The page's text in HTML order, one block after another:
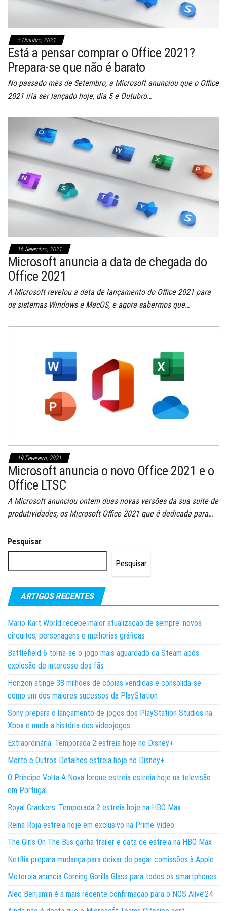
5 Outubro, 2021
Está a pensar comprar o Office 2021?
Prepara-se que não é barato
No passado mês de Setembro, a Microsoft anunciou que o Office
2021 iria ser lançado hoje, dia 5 e Outubro…
16 Setembro, 2021
Microsoft anuncia a data de chegada do
Office 2021
A Microsoft revelou a data de lançamento do Office 2021 para
os sistemas Windows e MacOS, e agora sabermos que…
19 Fevereiro, 2021
Microsoft anuncia o novo Office 2021 e o
Office LTSC
A Microsoft anunciou ontem duas novas versões da sua suite de
produtividades, os Microsoft Office 2021 que é dedicada para…
Pesquisar
Pesquisar
ARTIGOS RECENTES
Mario Kart World recebe maior atualização de sempre: novos
circuitos, personagens e melhorias gráficas
Battlefield 6 torna-se o jogo mais aguardado da Steam após
explosão de interesse dos fãs
Horizon atinge 38 milhões de cópias vendidas e consolida-se
como um dos maiores sucessos da PlayStation
Sony prepara o lançamento de jogos dos PlayStation Studios na
Xbox e muda a história dos videojogos
Extraordinária: Temporada 2 estreia hoje no Disney+
Morte e Outros Detalhes estreia hoje no Disney+
O Príncipe Volta A Nova Iorque estreia estreia hoje na televisão
em Portugal
Royal Crackers: Temporada 2 estreia hoje na HBO Max
Reina Roja estreia hoje em exclusivo na Prime Video
The Girls On The Bus ganha trailer e data de estreia na HBO Max
Netflix prepara mudança para deixar de pagar comissões à Apple
Motorola anuncia Corning Gorilla Glass para todos os smartphones
Alec Benjamin é a mais recente confirmação para o NOS Alive’24